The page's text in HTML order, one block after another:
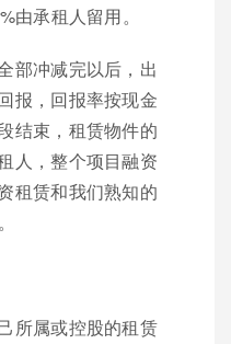
由承租人留用。
部冲减完以后，出
报，回报率按现金
结束，租赁物件的
人，整个项目融资
租赁和我们熟知的
所属或控股的租赁